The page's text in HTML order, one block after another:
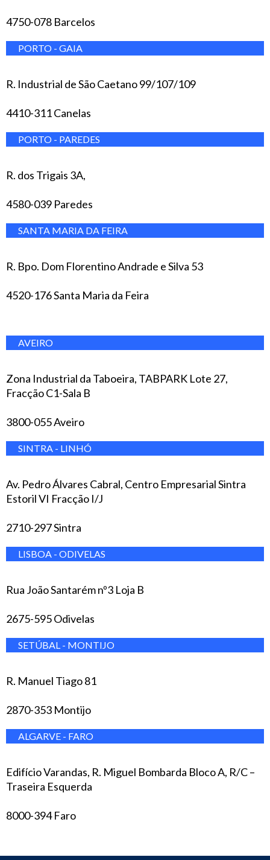
4750-078 Barcelos
PORTO - GAIA
R. Industrial de São Caetano 99/107/109
4410-311 Canelas
PORTO - PAREDES
R. dos Trigais 3A,
4580-039 Paredes
SANTA MARIA DA FEIRA
R. Bpo. Dom Florentino Andrade e Silva 53
4520-176 Santa Maria da Feira
AVEIRO
Zona Industrial da Taboeira, TABPARK Lote 27,
Fracção C1-Sala B
3800-055 Aveiro
SINTRA - LINHÓ
Av. Pedro Álvares Cabral, Centro Empresarial Sintra
Estoril VI Fracção I/J
2710-297 Sintra
LISBOA - ODIVELAS
Rua João Santarém nº3 Loja B
2675-595 Odivelas
SETÚBAL - MONTIJO
R. Manuel Tiago 81
2870-353 Montijo
ALGARVE - FARO
Edifício Varandas, R. Miguel Bombarda Bloco A, R/C –
Traseira Esquerda
8000-394 Faro